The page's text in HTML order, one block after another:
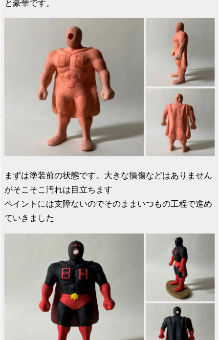
と豪華です。
まずは塗装前の状態です。大きな損傷などはありません
がそこそこ汚れは目立ちます
ペイントには支障ないのでそのままいつもの工程で進め
ていきました